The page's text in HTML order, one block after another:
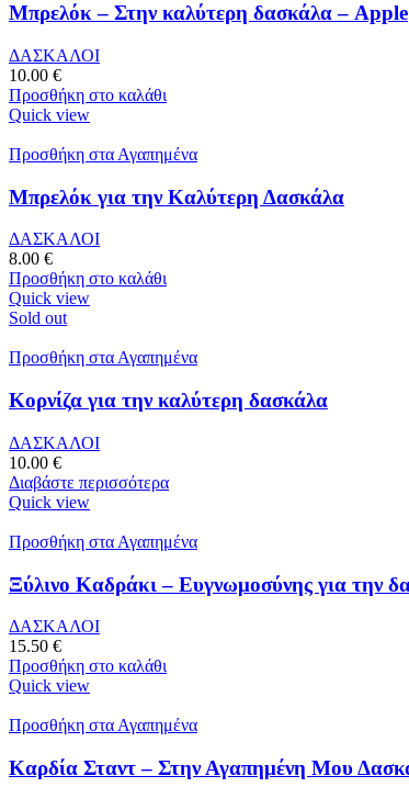
Μπρελόκ – Στην καλύτερη δασκάλα – Apple
ΔΑΣΚΑΛΟΙ
10.00 €
Προσθήκη στο καλάθι
Quick view
Προσθήκη στα Αγαπημένα
Μπρελόκ για την Καλύτερη Δασκάλα
ΔΑΣΚΑΛΟΙ
8.00 €
Προσθήκη στο καλάθι
Quick view
Sold out
Προσθήκη στα Αγαπημένα
Κορνίζα για την καλύτερη δασκάλα
ΔΑΣΚΑΛΟΙ
10.00 €
Διαβάστε περισσότερα
Quick view
Προσθήκη στα Αγαπημένα
Ξύλινο Καδράκι – Ευγνωμοσύνης για την
ΔΑΣΚΑΛΟΙ
15.50 €
Προσθήκη στο καλάθι
Quick view
Προσθήκη στα Αγαπημένα
Καρδία Σταντ – Στην Αγαπημένη Μου